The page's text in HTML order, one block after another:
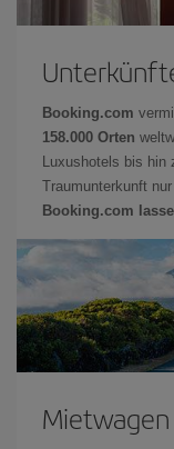
Booking.com
158.000 Orten
Luxushotels bis
Traumunterkunft
Booking.com
Mietwagen